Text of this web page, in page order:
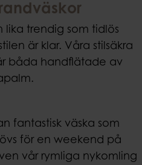
trendig som tidlös
är klar. Våra stilsäkra
är båda handflätade av
fantastisk väska som
för en weekend på
vår rymliga nykomling